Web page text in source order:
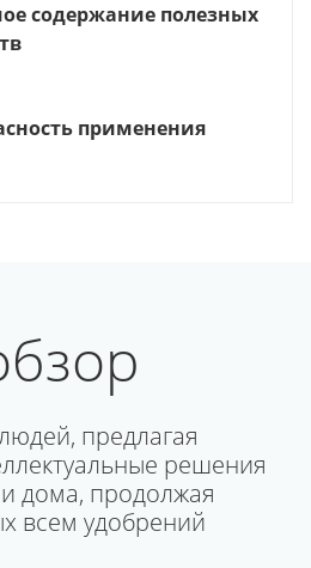
содержание полезных
применения
предлагая
решения
дома, продолжая
всем удобрений